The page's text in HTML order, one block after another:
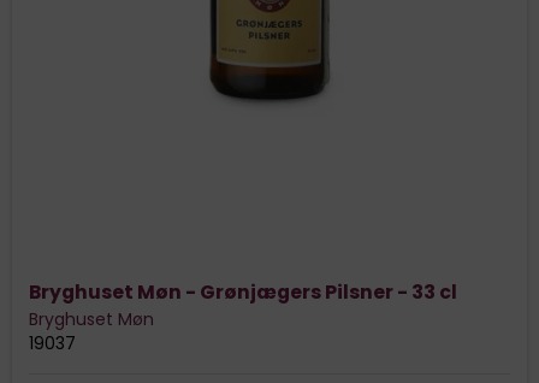
Bryghuset Møn - Grønjægers Pilsner - 33 cl
Bryghuset Møn
19037